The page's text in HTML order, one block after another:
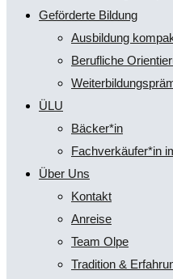
Geförderte Bildung
Ausbildung
Berufliche
ÜLU
Bäcker*in
Fachverkäufer*in
Über Uns
Kontakt
Anreise
Team Olpe
Tradition &